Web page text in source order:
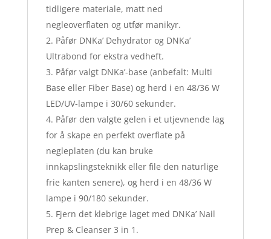
tidligere materiale, matt ned
negleoverflaten og utfør manikyr.
Påfør DNKa’ Dehydrator og DNKa’
Ultrabond for ekstra vedheft.
Påfør valgt DNKa’-base (anbefalt: Multi
Base eller Fiber Base) og herd i en 48/36 W
LED/UV-lampe i 30/60 sekunder.
Påfør den valgte gelen i et utjevnende lag
for å skape en perfekt overflate på
negleplaten (du kan bruke
innkapslingsteknikk eller file den naturlige
frie kanten senere), og herd i en 48/36 W
lampe i 90/180 sekunder.
Fjern det klebrige laget med DNKa’ Nail
Prep & Cleanser 3 in 1.